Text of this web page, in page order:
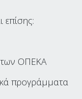
επίσης:
ΟΠΕΚΑ
προγράμματα